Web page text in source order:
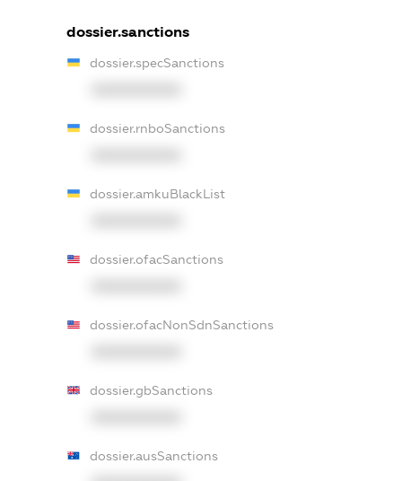
dossier.sanctions
dossier.specSanctions
dossier.rnboSanctions
dossier.amkuBlackList
dossier.ofacSanctions
dossier.ofacNonSdnSanctions
dossier.gbSanctions
dossier.ausSanctions